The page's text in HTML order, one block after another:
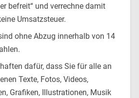
befreit“ und verrechne damit
Umsatzsteuer.
ohne Abzug innerhalb von 14
dafür, dass Sie für alle an
Texte, Fotos, Videos,
Grafiken, Illustrationen, Musik